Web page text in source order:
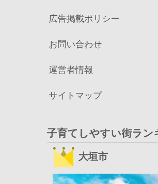
広告掲載ポリシー
お問い合わせ
運営者情報
サイトマップ
子育てしやすい街ラン
大垣市